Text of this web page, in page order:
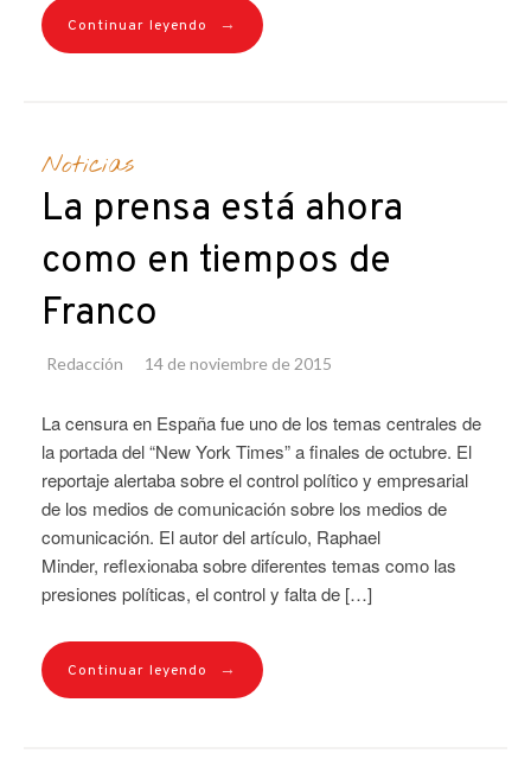
Continuar leyendo →
Noticias
La prensa está ahora
como en tiempos de
Franco
Redacción 14 de noviembre de 2015
La censura en España fue uno de los temas centrales de
la portada del “New York Times” a finales de octubre. El
reportaje alertaba sobre el control político y empresarial
de los medios de comunicación sobre los medios de
comunicación. El autor del artículo, Raphael
Minder, reflexionaba sobre diferentes temas como las
presiones políticas, el control y falta de […]
Continuar leyendo →